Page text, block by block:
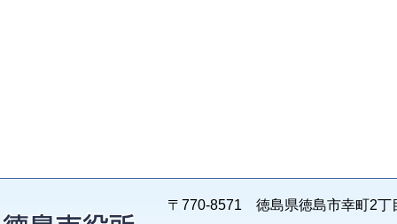
〒770-8571 徳島県徳島市幸町2丁